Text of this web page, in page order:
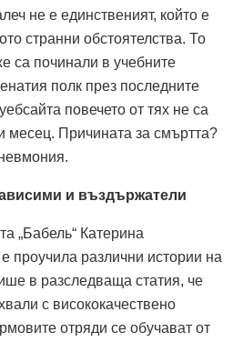
не е единственият, който е
странни обстоятелства. То
са починали в учебните
полк през последните
повечето от тях не са
месец. Причината за смъртта?
и въздържатели
„Бабель“ Катерина
проучила различни истории на
в разследваща статия, че
с висококачествено
отряди се обучават от